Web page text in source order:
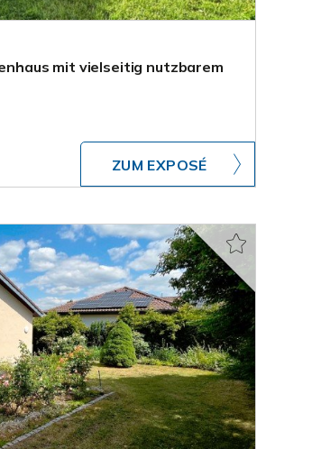
mit vielseitig nutzbarem
ZUM EXPOSÉ